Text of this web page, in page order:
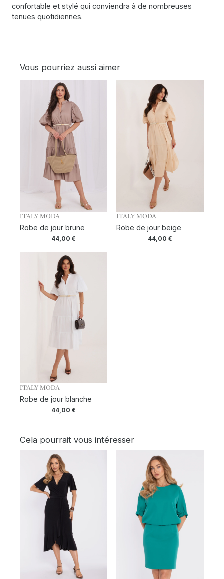
confortable et stylé qui conviendra à de nombreuses
tenues quotidiennes.
Vous pourriez aussi aimer
ITALY MODA
Robe de jour brune
44,00€
ITALY MODA
Robe de jour beige
44,00 €
ITALY MODA
Robe de jour blanche
44,00€
Cela pourrait vous intéresser